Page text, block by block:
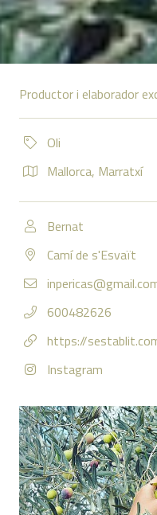
Productor i elaborador
Oli
Mallorca, Marratxí
Bernat
Camí de s'Esvaït
600482626
https://
Instagram